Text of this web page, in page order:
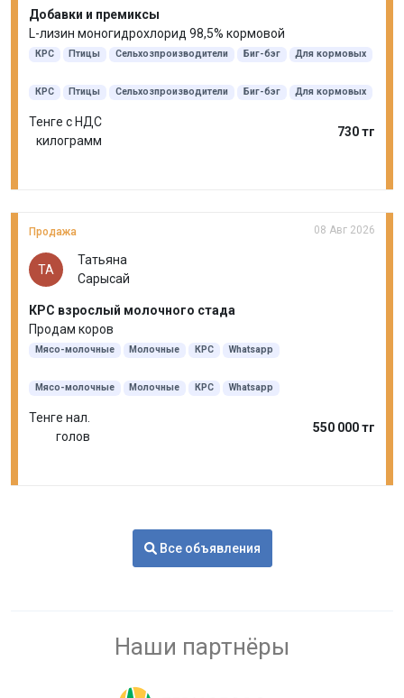
Добавки и премиксы
L-лизин моногидрохлорид 98,5% кормовой
КРС Птицы Сельхозпроизводители Биг-бэг Для кормовых
КРС Птицы Сельхозпроизводители Биг-бэг Для кормовых
Тенге с НДС
килограмм
730 тг
Продажа 08 Авг 2026
ТА
Татьяна
Сарысай
КРС взрослый молочного стада
Продам коров
Мясо-молочные Молочные КРС Whatsapp
Мясо-молочные Молочные КРС Whatsapp
Тенге нал.
голов
550 000 тг
Все объявления
Наши партнёры